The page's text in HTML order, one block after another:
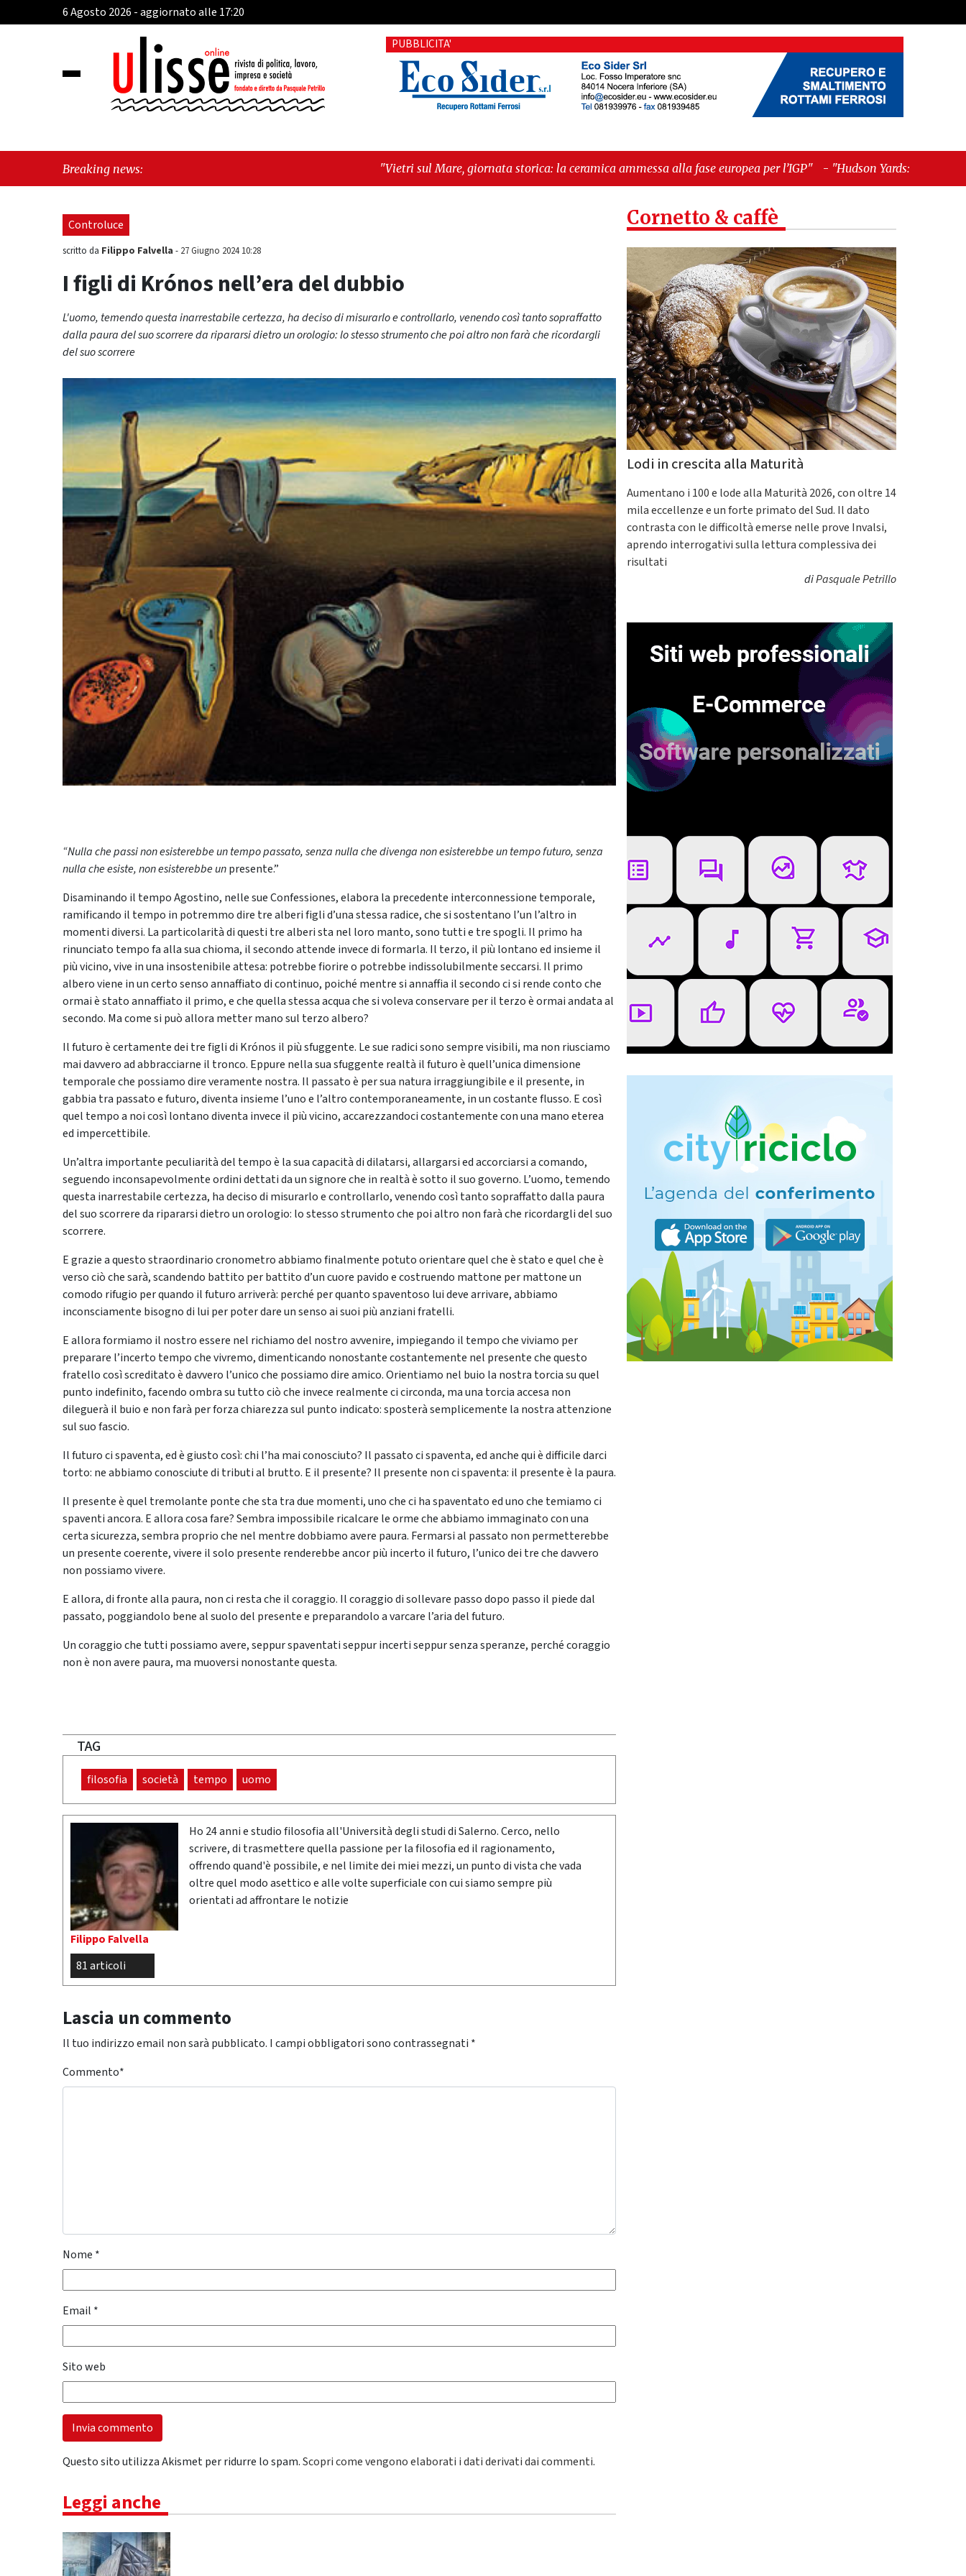
6 Agosto 2026 - aggiornato alle 17:20
PUBBLICITA'
Breaking news: "Vietri sul Mare, giornata storica: la ceramica ammessa alla fase europea per l’IGP" -"Hudson Yards: qui New York morde
il futuro"
Controluce
scritto da Filippo Falvella - 27 Giugno 2024 10:28
I figli di Krónos nell’era del dubbio
L'uomo, temendo questa inarrestabile certezza, ha deciso di misurarlo e controllarlo, venendo così tanto sopraffatto
dalla paura del suo scorrere da ripararsi dietro un orologio: lo stesso strumento che poi altro non farà che ricordargli
del suo scorrere
“Nulla che passi non esisterebbe un tempo passato, senza nulla che divenga non esisterebbe un tempo futuro, senza
nulla che esiste, non esisterebbe unpresente.”
Disaminando il tempo Agostino, nelle sue Confessiones, elabora la precedente interconnessione temporale,
ramificando il tempo in potremmo dire tre alberi figli d’una stessa radice, che si sostentano l’un l’altro in
momenti diversi. La particolarità di questi tre alberi sta nel loro manto, sono tutti e tre spogli. Il primo ha
rinunciato tempo fa alla sua chioma, il secondo attende invece di formarla. Il terzo, il più lontano ed insieme il
più vicino, vive in una insostenibile attesa: potrebbe fiorire o potrebbe indissolubilmente seccarsi. Il primo
albero viene in un certo senso annaffiato di continuo, poiché mentre si annaffia il secondo ci si rende conto che
ormai è stato annaffiato il primo, e che quella stessa acqua che si voleva conservare per il terzo è ormai andata al
secondo. Ma come si può allora metter mano sul terzo albero?
Il futuro è certamente dei tre figli di Krónos il più sfuggente. Le sue radici sono sempre visibili, ma non riusciamo
mai davvero ad abbracciarne il tronco. Eppure nella sua sfuggente realtà il futuro è quell’unica dimensione
temporale che possiamo dire veramente nostra. Il passato è per sua natura irraggiungibile e il presente, in
gabbia tra passato e futuro, diventa insieme l’uno e l’altro contemporaneamente, in un costante flusso. E così
quel tempo a noi così lontano diventa invece il più vicino, accarezzandoci costantemente con una mano eterea
ed impercettibile.
Un’altra importante peculiarità del tempo è la sua capacità di dilatarsi, allargarsi ed accorciarsi a comando,
seguendo inconsapevolmente ordini dettati da un signore che in realtà è sotto il suo governo. L’uomo, temendo
questa inarrestabile certezza, ha deciso di misurarlo e controllarlo, venendo così tanto sopraffatto dalla paura
del suo scorrere da ripararsi dietro un orologio: lo stesso strumento che poi altro non farà che ricordargli del suo
scorrere.
E grazie a questo straordinario cronometro abbiamo finalmente potuto orientare quel che è stato e quel che è
verso ciò che sarà, scandendo battito per battito d’un cuore pavido e costruendo mattone per mattone un
comodo rifugio per quando il futuro arriverà: perché per quanto spaventoso lui deve arrivare, abbiamo
inconsciamente bisogno di lui per poter dare un senso ai suoi più anziani fratelli.
E allora formiamo il nostro essere nel richiamo del nostro avvenire, impiegando il tempo che viviamo per
preparare l’incerto tempo che vivremo, dimenticando nonostante costantemente nel presente che questo
fratello così screditato è davvero l’unico che possiamo dire amico. Orientiamo nel buio la nostra torcia su quel
punto indefinito, facendo ombra su tutto ciò che invece realmente ci circonda, ma una torcia accesa non
dileguerà il buio e non farà per forza chiarezza sul punto indicato: sposterà semplicemente la nostra attenzione
sul suo fascio.
Il futuro ci spaventa, ed è giusto così: chi l’ha mai conosciuto? Il passato ci spaventa, ed anche qui è difficile darci
torto: ne abbiamo conosciute di tributi al brutto. E il presente? Il presente non ci spaventa: il presente è la paura.
Il presente è quel tremolante ponte che sta tra due momenti, uno che ci ha spaventato ed uno che temiamo ci
spaventi ancora. E allora cosa fare? Sembra impossibile ricalcare le orme che abbiamo immaginato con una
certa sicurezza, sembra proprio che nel mentre dobbiamo avere paura. Fermarsi al passato non permetterebbe
un presente coerente, vivere il solo presente renderebbe ancor più incerto il futuro, l’unico dei tre che davvero
non possiamo vivere.
E allora, di fronte alla paura, non ci resta che il coraggio. Il coraggio di sollevare passo dopo passo il piede dal
passato, poggiandolo bene al suolo del presente e preparandolo a varcare l’aria del futuro.
Un coraggio che tutti possiamo avere, seppur spaventati seppur incerti seppur senza speranze, perché coraggio
non è non avere paura, ma muoversi nonostante questa.
TAG
filosofia società tempo uomo
Filippo Falvella
81 articoli
Ho 24 anni e studio filosofia all'Università degli studi di Salerno. Cerco, nello
scrivere, di trasmettere quella passione per la filosofia ed il ragionamento,
offrendo quand'è possibile, e nel limite dei miei mezzi, un punto di vista che vada
oltre quel modo asettico e alle volte superficiale con cui siamo sempre più
orientati ad affrontare le notizie
Lascia un commento
Il tuo indirizzo email non sarà pubblicato. I campi obbligatori sono contrassegnati *
Commento*
Nome *
Email *
Sito web
Questo sito utilizza Akismet per ridurre lo spam.Scopri come vengono elaborati i dati derivati dai commenti.
Leggi anche
Cornetto & caffè
Lodi in crescita alla Maturità
Aumentano i 100 e lode alla Maturità 2026, con oltre 14
mila eccellenze e un forte primato del Sud. Il dato
contrasta con le difficoltà emerse nelle prove Invalsi,
aprendo interrogativi sulla lettura complessiva dei
risultati
diPasquale Petrillo